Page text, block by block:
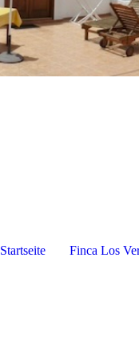
Startseite Finca Los